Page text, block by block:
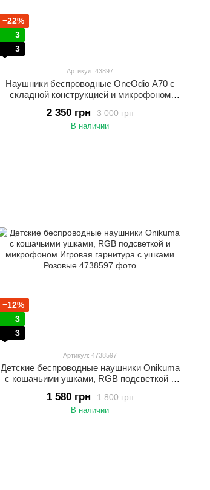
−22%
3
3
Артикул: 43897
Наушники беспроводные OneOdio A70 с
складной конструкцией и микрофоном
студии и диджеев Золотистый
3 000 грн
2 350 грн
В наличии
−12%
3
3
Артикул: 4738597
Детские беспроводные наушники Onikuma
с кошачьими ушками, RGB подсветкой и
Розовые1 800 грн
1 580 грн
В наличии